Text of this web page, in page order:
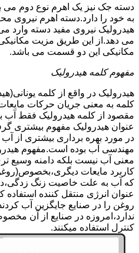
دسته جک نیز یک اهرم نوع دوم
به خود را دارد.دسته اهرم نیروی
هیدرولیک نیروی مفید دسته وارد
می دهد.از این طریق مزیت
مکانیکی این دو قسمت می باشد.
مفهوم کلمه هیدرولیک
هیدرولیک در واقع از کلمه
کلمه به معنی جریان حرکات
مقصود از کلمه هیدرولیک فقط آب
عنوان هیدرولیک مفهوم بیشتری
در مورد بهره برداری بیشتری از
مهندسی آب بوده است.مفهوم
معنی آب نیست بلکه دامنه وسیع
کاربرد مایعات
که آب به علت خاصیت زنگ زدگی،در
عنوان انرژی منتقل کننده
روغن را در صنایع جایگزین آب
ندارد،امروزه در صنایع از آن
کنترل استفاده میکنند.